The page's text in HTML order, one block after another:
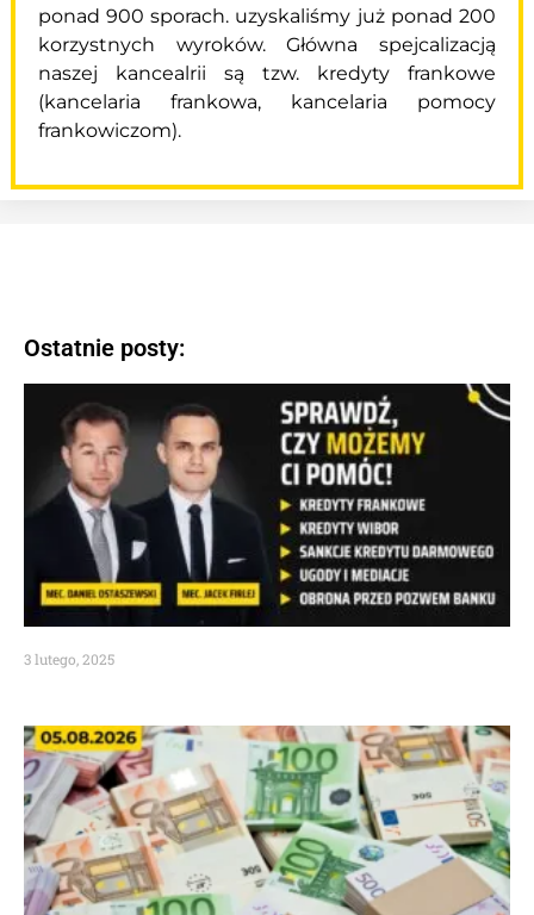
ponad 900 sporach. uzyskaliśmy już ponad 200
korzystnych wyroków. Główna spejcalizacją
naszej kancealrii są tzw. kredyty frankowe
(kancelaria frankowa, kancelaria pomocy
frankowiczom).
Ostatnie posty:
3 lutego, 2025